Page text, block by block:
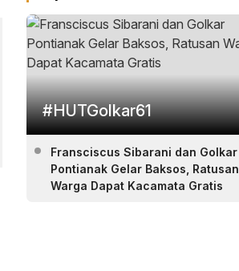
#HUTGolkar61
Fransciscus Sibarani dan Golkar
Pontianak Gelar Baksos, Ratusan
Warga Dapat Kacamata Gratis